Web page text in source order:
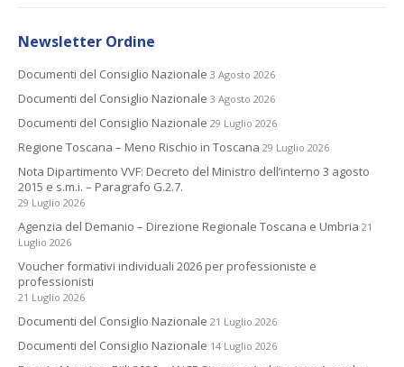
Newsletter Ordine
Documenti del Consiglio Nazionale 3 Agosto 2026
Documenti del Consiglio Nazionale 3 Agosto 2026
Documenti del Consiglio Nazionale 29 Luglio 2026
Regione Toscana – Meno Rischio in Toscana 29 Luglio 2026
Nota Dipartimento VVF: Decreto del Ministro dell’interno 3 agosto
2015 e s.m.i. – Paragrafo G.2.7.
29 Luglio 2026
Agenzia del Demanio – Direzione Regionale Toscana e Umbria 21
Luglio 2026
Voucher formativi individuali 2026 per professioniste e
professionisti
21 Luglio 2026
Documenti del Consiglio Nazionale 21 Luglio 2026
Documenti del Consiglio Nazionale 14 Luglio 2026